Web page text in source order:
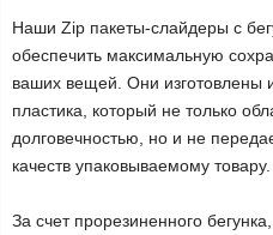
Наши Zip пакеты-слайдеры с
обеспечить максимальную
ваших вещей. Они изготовлены
пластика, который не только
долговечностью, но и не
качеств упаковываемому товару.
За счет прорезиненного